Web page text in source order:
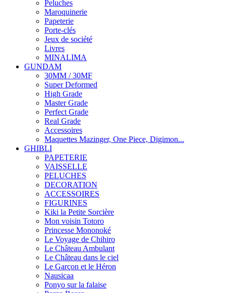
Peluches
Maroquinerie
Papeterie
Porte-clés
Jeux de société
Livres
MINALIMA
GUNDAM
30MM / 30MF
Super Deformed
High Grade
Master Grade
Perfect Grade
Real Grade
Accessoires
Maquettes Mazinger, One Piece, Digimon...
GHIBLI
PAPETERIE
VAISSELLE
PELUCHES
DECORATION
ACCESSOIRES
FIGURINES
Kiki la Petite Sorcière
Mon voisin Totoro
Princesse Mononoké
Le Voyage de Chihiro
Le Château Ambulant
Le Château dans le ciel
Le Garçon et le Héron
Nausicaa
Ponyo sur la falaise